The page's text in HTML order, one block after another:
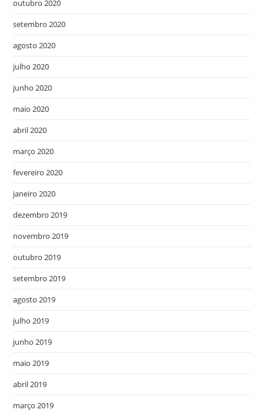
outubro 2020
setembro 2020
agosto 2020
julho 2020
junho 2020
maio 2020
abril 2020
março 2020
fevereiro 2020
janeiro 2020
dezembro 2019
novembro 2019
outubro 2019
setembro 2019
agosto 2019
julho 2019
junho 2019
maio 2019
abril 2019
março 2019